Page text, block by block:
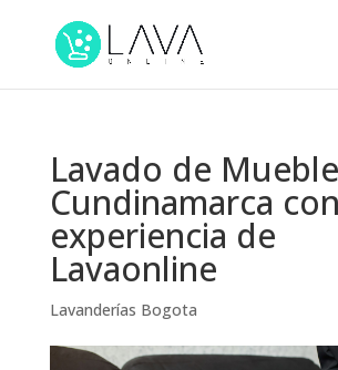
Lavado de
Cundinamarca
experiencia de
Lavaonline
Lavanderías Bogota